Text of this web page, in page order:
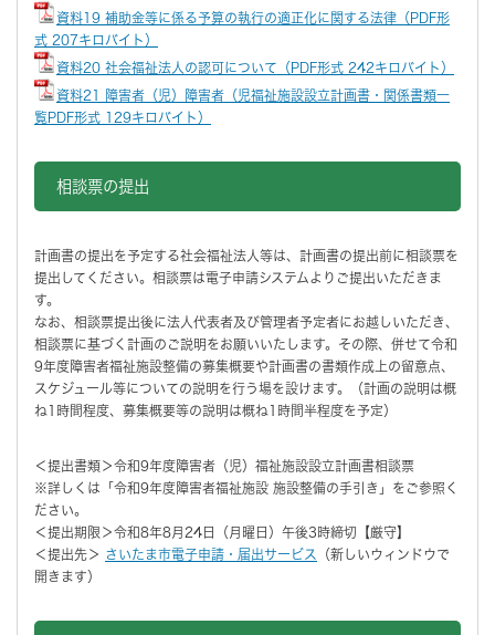
資料19 補助金等に係る予算の執行の適正化に関する法律（PDF形
式 207キロバイト）
資料20 社会福祉法人の認可について（PDF形式 242キロバイト）
資料21
障害者（児）障害者（児福祉施設設立計画書・関係書類一
覧PDF形式 129キロバイト）
相談票の提出
計画書の提出を予定する社会福祉法人等は、計画書の提出前に相談票を
提出してください。相談票は電子申請システムよりご提出いただきま
す。
なお、相談票提出後に法人代表者及び管理者予定者にお越しいただき、
相談票に基づく計画のご説明をお願いいたします。その際、併せて令和
9年度障害者福祉施設整備の募集概要や計画書の書類作成上の留意点、
スケジュール等についての説明を行う場を設けます。（計画の説明は概
ね1時間程度、募集概要等の説明は概ね1時間半程度を予定）
＜提出書類＞令和9年度障害者（児）福祉施設設立計画書相談票
※詳しくは「令和9年度障害者福祉施設 施設整備の手引き」をご参照く
ださい。
＜提出期限＞令和8年8月24日（月曜日）午後3時締切【厳守】
＜提出先＞ さいたま市電子申請・届出サービス
（新しいウィンドウで
開きます）